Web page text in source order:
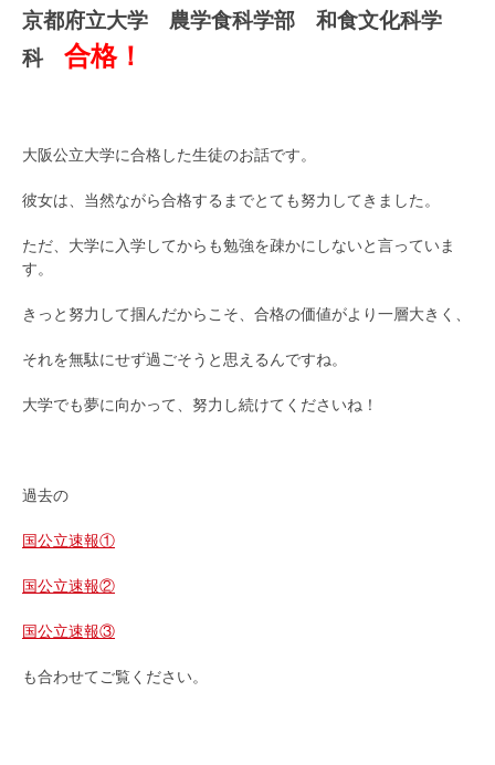
京都府立大学 農学食科学部 和食文化科学
科 合格！
大阪公立大学に合格した生徒のお話です。
彼女は、当然ながら合格するまでとても努力してきました。
ただ、大学に入学してからも勉強を疎かにしないと言っていま
す。
きっと努力して掴んだからこそ、合格の価値がより一層大きく、
それを無駄にせず過ごそうと思えるんですね。
大学でも夢に向かって、努力し続けてくださいね！
過去の
国公立速報①
国公立速報②
国公立速報③
も合わせてご覧ください。